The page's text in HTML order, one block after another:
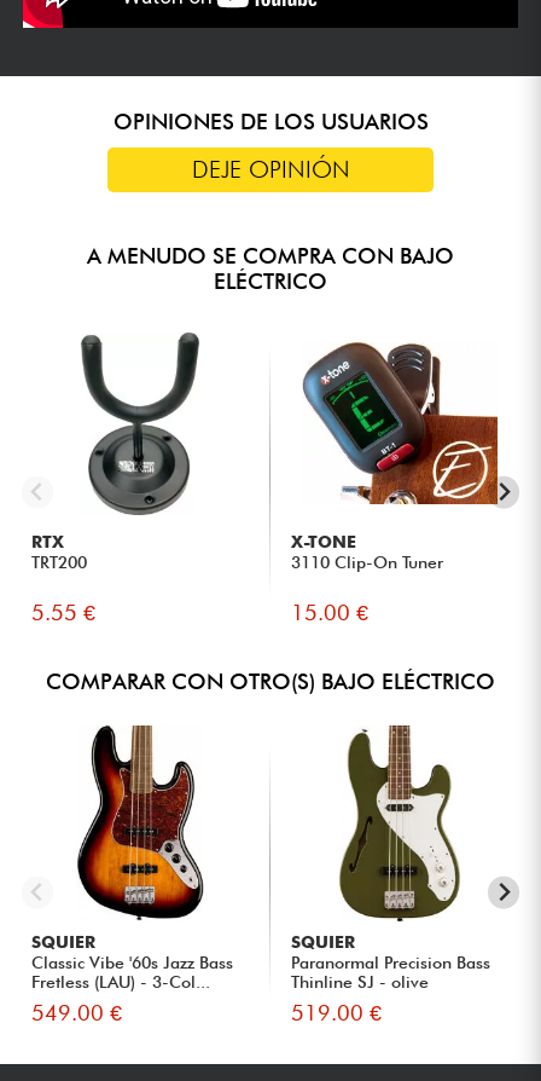
OPINIONES DE LOS USUARIOS
DEJE OPINIÓN
A MENUDO SE COMPRA CON BAJO
ELÉCTRICO
RTX
TRT200
5.55 €
X-TONE
3110 Clip-On Tuner
15.00 €
COMPARAR CON OTRO(S) BAJO ELÉCTRICO
SQUIER
Classic Vibe '60s Jazz Bass
Fretless (LAU) - 3-Col...
549.00 €
SQUIER
Paranormal Precision Bass
Thinline SJ - olive
519.00 €